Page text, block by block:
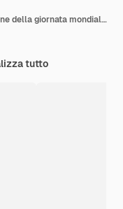
Illustrazione piatta per la celebrazione della giornata mondiale del libro
tutto